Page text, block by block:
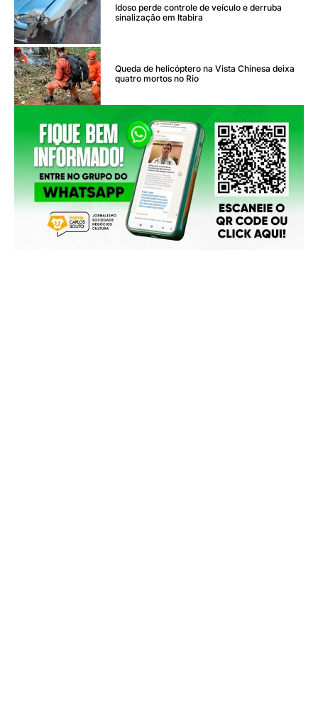
Idoso perde controle de veículo e derruba
sinalização em Itabira
Queda de helicóptero na Vista Chinesa deixa
quatro mortos no Rio